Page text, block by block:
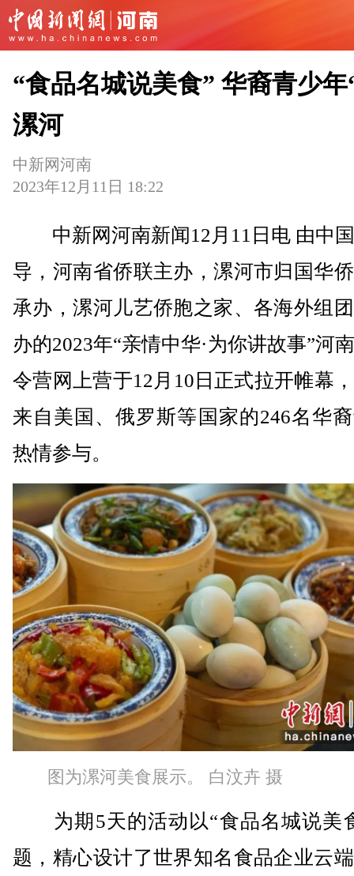
“食品名城说美食” 华裔青少年
漯河
中新网河南
2023年12月11日 18:22
中新网河南新闻12月11日电 由中
导，河南省侨联主办，漯河市归国华
承办，漯河儿艺侨胞之家、各海外组
办的2023年“亲情中华·为你讲故事”河
令营网上营于12月10日正式拉开帷幕
来自美国、俄罗斯等国家的246名华
热情参与。
图为漯河美食展示。 白汶卉 摄
为期5天的活动以“食品名城说美
题，精心设计了世界知名食品企业云